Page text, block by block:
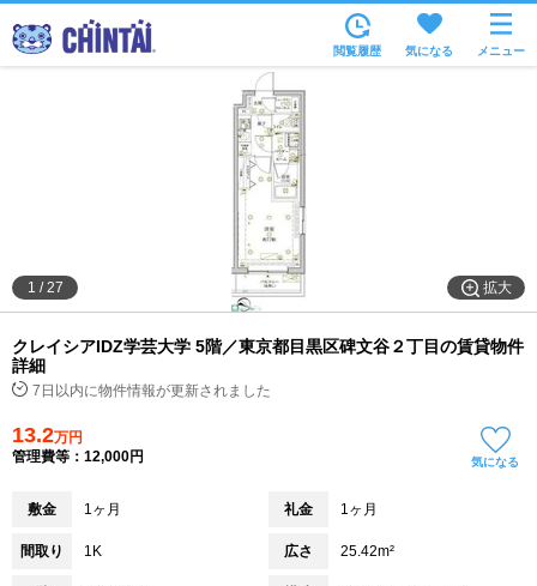
沿線・駅から
住所から
家賃相場から
通勤通学時間から
物件特集から
不動産会社から
TOP
閲覧履歴 気になる メニュー
拡大
1 /27
クレイシアIDZ学芸大学 5階／東京都目黒区碑文谷２丁目の賃貸物件
詳細
7日以内に物件情報が更新されました
13.2万円
管理費等：12,000円
気になる
敷金 1ヶ月 礼金 1ヶ月
間取り 1K 広さ 25.42m²